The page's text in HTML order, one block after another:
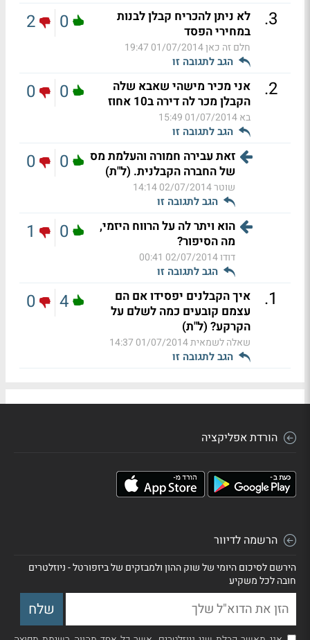
3
.
לא ניתן להכריח קבלן לבנות
במחירי הפסד
חלם זה כאן01/07/2014 19:47
הגב לתגובה זו
0
2
2
.
אני מכיר מישהי שאבא שלה
הקבלן מכר לה דירה ב10 אחוז
בא01/07/2014 15:49
הגב לתגובה זו
0
0
זאת עבירה חמורה והעלמת מס
של החברה הקבלנית. (ל"ת)
שוטר02/07/2014 14:14
הגב לתגובה זו
0
0
הוא ויתר לה על הרווח היזמי,
מה הסיפור?
דודו02/07/2014 00:41
הגב לתגובה זו
0
1
1
.
איך הקבלנים יפסידו אם הם
עצמם קובעים כמה לשלם על
הקרקע? (ל"ת)
שאלה לשמאית01/07/2014 14:37
הגב לתגובה זו
4
0
הורדת אפליקציה
הרשמה לדיוור
הירשם לסיכום היומי של שוק ההון ולמבזקים של ביזפורטל - ניוזלטרים
חובה לכל משקיע